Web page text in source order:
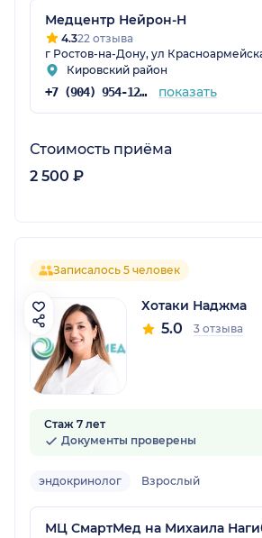
Медцентр Нейрон-Н
4.322 отзыва
г Ростов-на-Дону, ул
Кировский район
+7 (904) 954-12-89 показать
Стоимость приёма
2 500 ₽
Записалось 5 человек
Хотаки Наджма
5.0 3 отзыва
Стаж 7 лет
Документы проверены
эндокринолог Взрослый
МЦ СмартМед на Михаила